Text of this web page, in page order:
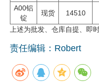
A00铝
锭
现货 14510
上述为批发、仓库自提、即
责任编辑：Robert